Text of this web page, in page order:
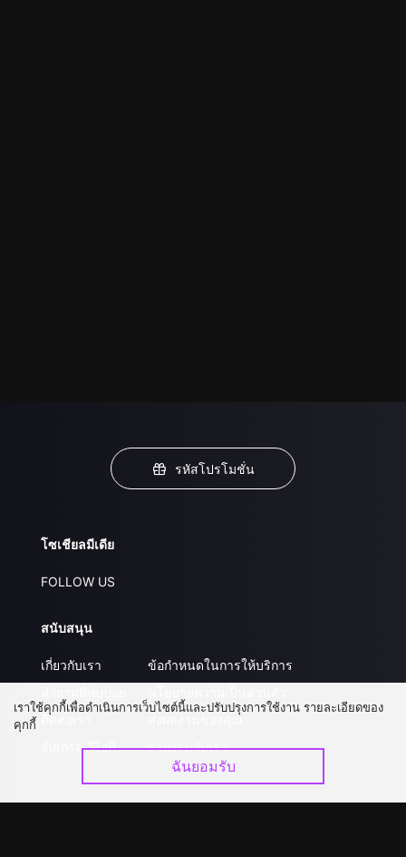
รหัสโปรโมชั่น
โซเชียลมีเดีย
FOLLOW US
สนับสนุน
เกี่ยวกับเรา
ติดต่อเรา
อัปเกรด วีไอพี
ข้อกำหนดในการให้บริการ
ส่งผลงานของคุณ
ร่วมงานกับเรา
เราใช้คุกกี้เพื่อดำเนินการเว็บไซต์นี้และปรับปรุงการใช้งาน รายละเอียดของ
คุกกี้
ฉันยอมรับ